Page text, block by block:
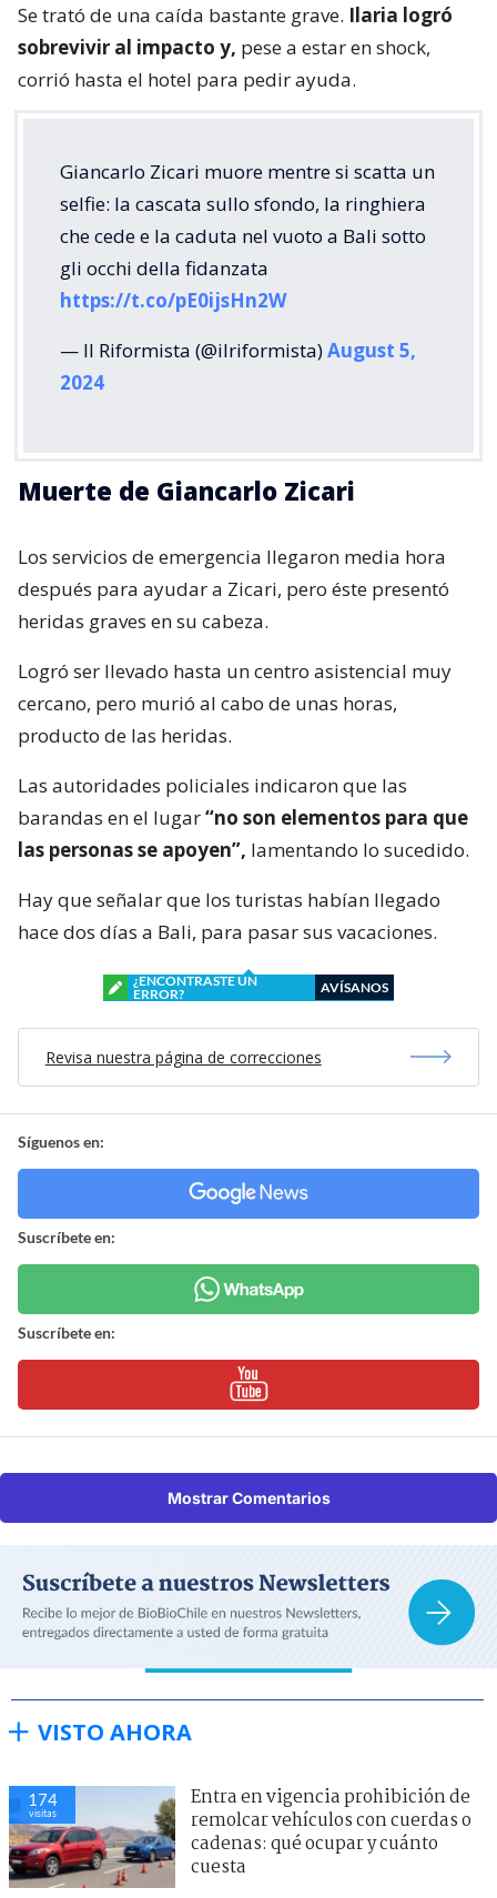
Se trató de una caída bastante grave. Ilaria logró
sobrevivir al impacto y, pese a estar en shock,
corrió hasta el hotel para pedir ayuda.
Giancarlo Zicari muore mentre si scatta un
selfie: la cascata sullo sfondo, la ringhiera
che cede e la caduta nel vuoto a Bali sotto
gli occhi della fidanzata
https://t.co/pE0ijsHn2W
— Il Riformista (@ilriformista)August 5,
2024
Muerte de Giancarlo Zicari
Los servicios de emergencia llegaron media hora
después para ayudar a Zicari, pero éste presentó
heridas graves en su cabeza.
Logró ser llevado hasta un centro asistencial muy
cercano, pero murió al cabo de unas horas,
producto de las heridas.
Las autoridades policiales indicaron que las
barandas en el lugar“no son elementos para que
las personas se apoyen”, lamentando lo sucedido.
Hay que señalar que los turistas habían llegado
hace dos días a Bali, para pasar sus vacaciones.
¿ENCONTRASTE UN
ERROR?
AVÍSANOS
Revisa nuestra página de correcciones
Síguenos en:
Suscríbete en:
Suscríbete en:
Mostrar Comentarios
VISTO AHORA
174
visitas
Entra en vigencia prohibición de
remolcar vehículos con cuerdas o
cadenas: qué ocupar y cuánto
cuesta